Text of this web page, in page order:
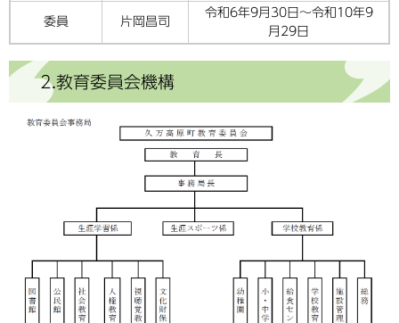
委員 片岡昌司
令和6年9月30日～令和10年9
月29日
2.教育委員会機構